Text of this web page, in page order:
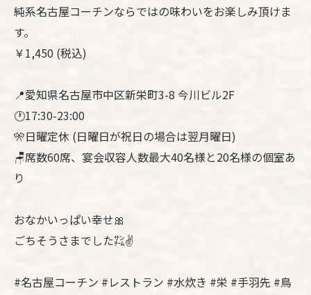
純系名古屋コーチンならではの味わいをお楽しみ頂けま
す。
￥1,450 (税込)
📍愛知県名古屋市中区新栄町3-8 今川ビル2F
🕐17:30-23:00
🎌日曜定休 (日曜日が祝日の場合は翌月曜日)
🪑席数60席、宴会収容人数最大40名様と20名様の個室あ
り
おなかいっぱい幸せ🎀
ごちそうさまでした㌠✌️
#名古屋コーチン #レストラン #水炊き #栄 #手羽先 #鳥